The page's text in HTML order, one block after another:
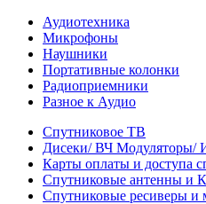
Аудиотехника
Микрофоны
Наушники
Портативные колонки
Радиоприемники
Разное к Аудио
Спутниковое ТВ
Дисеки/ ВЧ Модуляторы/
Карты оплаты и доступа
Спутниковые антенны и
Спутниковые ресиверы и